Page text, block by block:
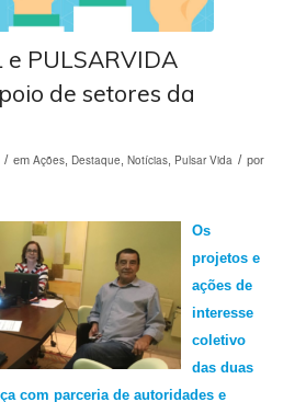
e PULSARVIDA
de setores da
/ em Ações, Destaque Notícias, Pulsar Vida / por
Os
projetos e
ações de
interesse
coletivo
das duas
com parceria de autoridades e